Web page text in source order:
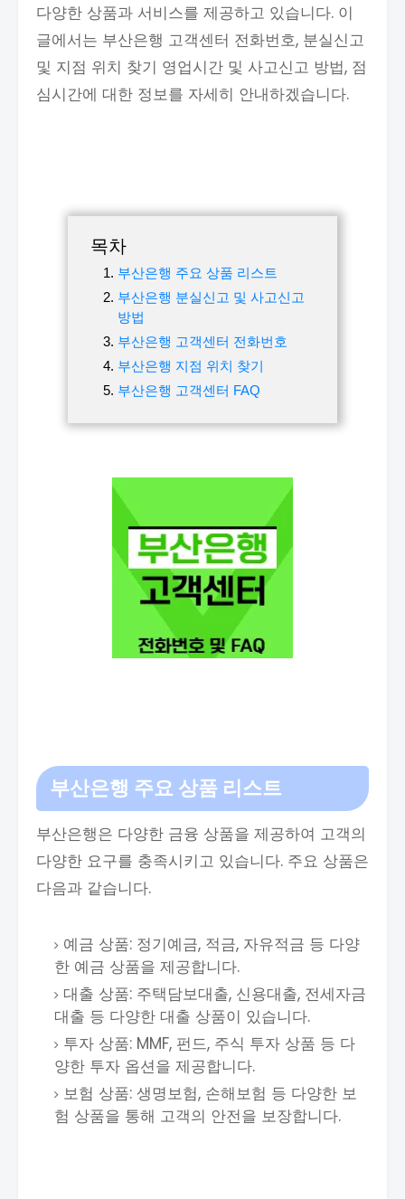
다양한 상품과 서비스를 제공하고 있습니다. 이
글에서는 부산은행 고객센터 전화번호, 분실신고
및 지점 위치 찾기 영업시간 및 사고신고 방법, 점
심시간에 대한 정보를 자세히 안내하겠습니다.
목차
부산은행 주요 상품 리스트
부산은행 분실신고 및 사고신고
방법
부산은행 고객센터 전화번호
부산은행 지점 위치 찾기
부산은행 고객센터 FAQ
부산은행 주요 상품 리스트
부산은행은 다양한 금융 상품을 제공하여 고객의
다양한 요구를 충족시키고 있습니다. 주요 상품은
다음과 같습니다.
예금 상품: 정기예금, 적금, 자유적금 등 다양
한 예금 상품을 제공합니다.
대출 상품: 주택담보대출, 신용대출, 전세자금
대출 등 다양한 대출 상품이 있습니다.
투자 상품: MMF, 펀드, 주식 투자 상품 등 다
양한 투자 옵션을 제공합니다.
보험 상품: 생명보험, 손해보험 등 다양한 보
험 상품을 통해 고객의 안전을 보장합니다.